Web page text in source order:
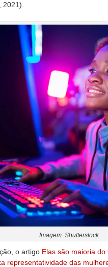
Imagem: Shutterstock.
o artigo Elas são maioria
representatividade das